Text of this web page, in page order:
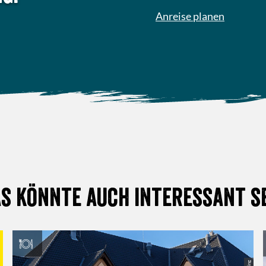
Anreise planen
könnte auch interessant